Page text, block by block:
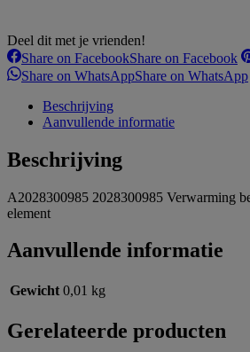
Deel dit met je vrienden!
Share on FacebookShare on Facebook
Share on WhatsAppShare on WhatsApp
Beschrijving
Aanvullende informatie
Beschrijving
A2028300985 2028300985 Verwarming
element
Aanvullende informatie
Gewicht 0,01 kg
Gerelateerde producten